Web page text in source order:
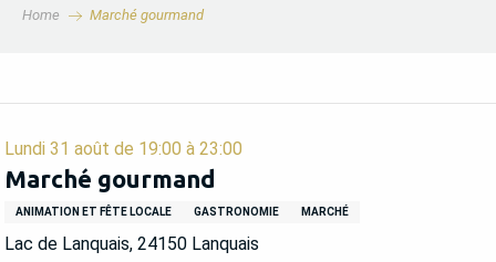
Home Marché gourmand
Lundi 31 août de 19:00 à 23:00
Marché gourmand
ANIMATION ET FÊTE LOCALE GASTRONOMIE MARCHÉ
Lac de Lanquais, 24150 Lanquais